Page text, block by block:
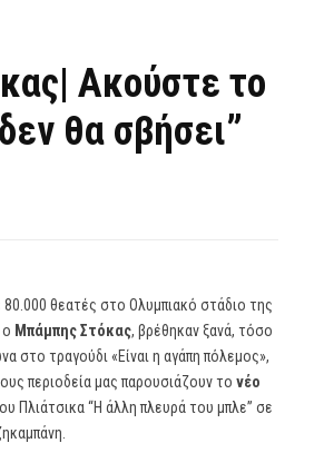
Ακούστε το
θα σβήσει”
θεατές στο Ολυμπιακό στάδιο της
ο Μπάμπης Στόκας, βρέθηκαν ξανά, τόσο
στο τραγούδι «Είναι η αγάπη πόλεμος»,
περιοδεία μας παρουσιάζουν το νέο
Πλιάτσικα “Η άλλη πλευρά του μπλε” σε